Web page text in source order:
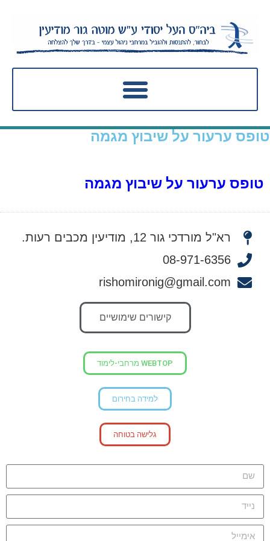
טופס ערעור על שיבוץ מגמה
טופס ערעור על שיבוץ מגמה
רא"ל מורדכי גור 12, מודיעין מכבים רעות.
08-971-6356
rishomironig@gmail.com
קישורים שימושיים
WEBTOP מרחבי-לימוד
למידה בחירום
גלישה בטוחה